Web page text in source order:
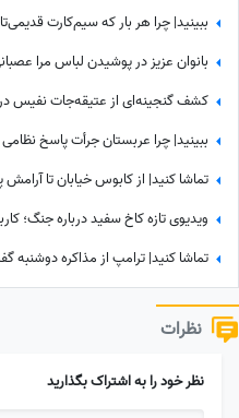
ببینید| چرا عربستان جرأت پاسخ نظامی
ویدیوی تازه کاخ سفید درباره جنگ؛
نظرات
نظر خود را به اشتراک بگذارید